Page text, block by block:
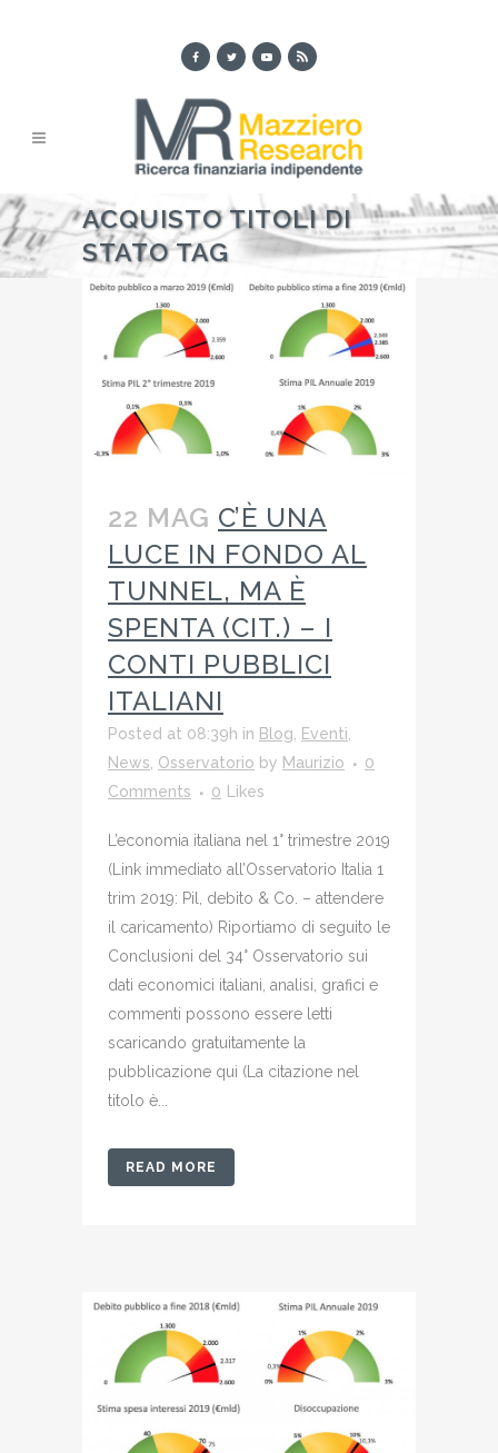
ACQUISTO TITOLI DI
STATO TAG
22 MAG C’È UNA
LUCE IN FONDO AL
TUNNEL, MA È
SPENTA (CIT.) – I
CONTI PUBBLICI
ITALIANI
Posted at 08:39h in Blog Eventi
News Osservatorio by Maurizio
0
Comments
0 Likes
L’economia italiana nel 1° trimestre 2019
(Link immediato all’Osservatorio Italia 1
trim 2019: Pil, debito & Co. – attendere
il caricamento) Riportiamo di seguito le
Conclusioni del 34° Osservatorio sui
dati economici italiani, analisi, grafici e
commenti possono essere letti
scaricando gratuitamente la
pubblicazione qui (La citazione nel
titolo è...
READ MORE